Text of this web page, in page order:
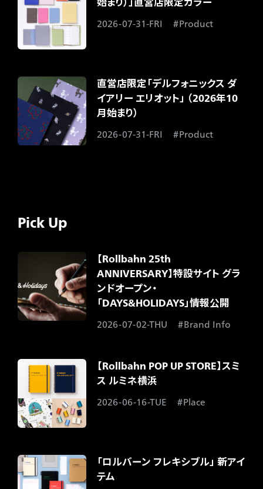
2026-07-31-FRI Product
直営店限定「デルフォニックス ダ
イアリー エリオット」 （2026年10
月始まり）​
2026-07-31-FRI Product
Pick Up
【Rollbahn 25th
ANNIVERSARY】特設サイト グラ
ンドオープン・
「DAYS&HOLIDAYS」情報公開
2026-07-02-THU Brand Info
【Rollbahn POP UP STORE】スミ
ス ルミネ横浜
2026-06-16-TUE Place
「ロルバーン フレキシブル」 新アイ
テム​